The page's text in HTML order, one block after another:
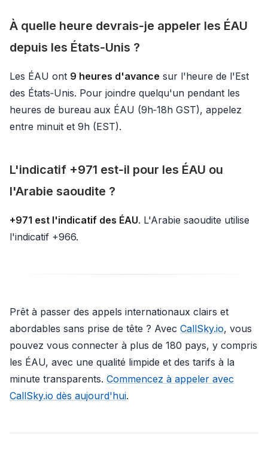
À quelle heure devrais‑je appeler les ÉAU
depuis les États‑Unis ?
Les ÉAU ont 9 heures d'avance sur l'heure de l'Est
des États‑Unis. Pour joindre quelqu'un pendant les
heures de bureau aux ÉAU (9h‑18h GST), appelez
entre minuit et 9h (EST).
L'indicatif +971 est‑il pour les ÉAU ou
l'Arabie saoudite ?
+971 est l'indicatif des ÉAU. L'Arabie saoudite utilise
l'indicatif +966.
Prêt à passer des appels internationaux clairs et
abordables sans prise de tête ? Avec CallSky.io, vous
pouvez vous connecter à plus de 180 pays, y compris
les ÉAU, avec une qualité limpide et des tarifs à la
minute transparents. Commencez à appeler avec
CallSky.io dès aujourd'hui.